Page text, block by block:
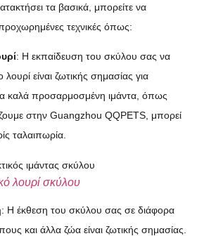
τα βασικά, μπορείτε να
τεχνικές όπως:
: Η εκπαίδευση του σκύλου σας να
είναι ζωτικής σημασίας για
καλά προσαρμοσμένη ιμάντα, όπως
στην Guangzhou QQPETS, μπορεί
ταλαιπωρία.
λουρί σκύλου
: Η έκθεση του σκύλου σας σε διάφορα
και άλλα ζώα είναι ζωτικής σημασίας.